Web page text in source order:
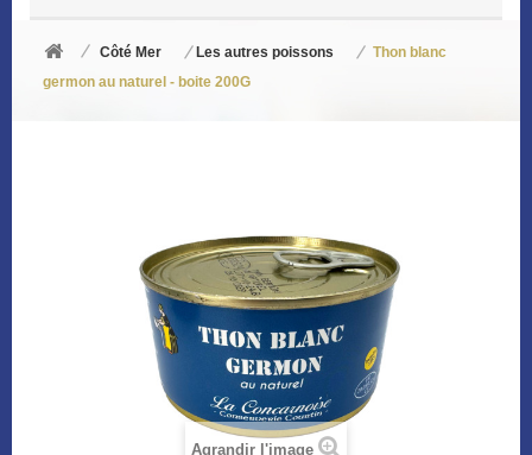
Côté Mer Les autres poissons
Thon blanc
germon au naturel - boite 200G
Agrandir l'image